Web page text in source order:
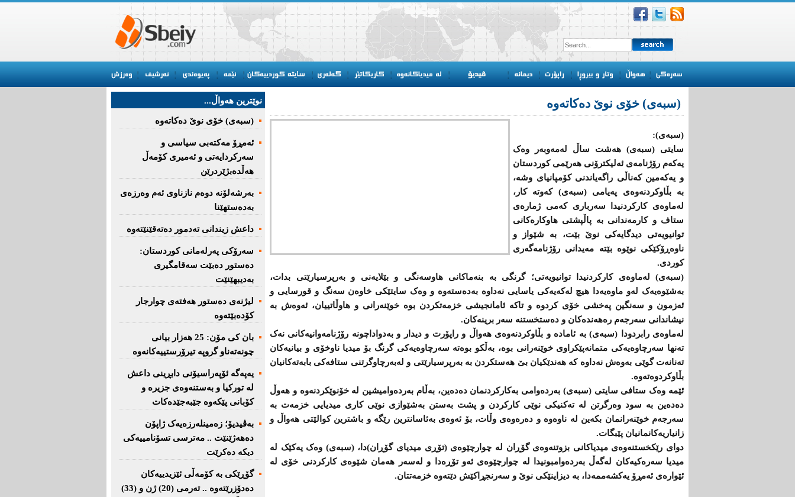
(سبەى) خۆى نوێ دەکاتەوە
(سبەی):
سایتى (سبەى) هەشت ساڵ لەمەوبەر وەک
یەکەم رۆژنامەى ئەلیکترۆنى هەرێمى کوردستان
و یه‌كه‌مین كه‌ناڵی‌ راگه‌یاندنی‌ كۆمپانیای‌ وشه‌،
به‌ بڵاوكردنه‌وه‌ی‌ په‌یامی‌ (سبه‌ی) كه‌وته‌ کار،
لەماوەى کارکردنیدا سەربارى کەمى ژمارەى
ستاف و کارمەندانى بە پاڵپشتى هاوکارەکانى
توانیویەتى دیدگایەکى نوێ بێت، بە شێواز و
ناوەڕۆکێکى نوێوە بێتە مەیدانى رۆژنامەگەرى
کوردى.
(سبه‌ی) لەماوەى کارکردنیدا توانیویەتى؛ گرنگى بە بنەماکانى هاوسەنگى و بێلایەنى و بەرپرسیارێتى بدات،
بەشێوەیەک لەو ماوەیەدا هیچ لەکەیەکى یاسایى نەداوە بەدەستەوە و وەک سایتێکى خاوەن سەنگ و قورسایی و
ئەزمون و سەنگین پەخشى خۆى کردوە و تاکە ئامانجیشى خزمەتکردن بوە خوێنەرانى و هاوڵاتییان، ئەوەش بە
نیشاندانى سەرجەم رەهەندەکان و دەستخستنە سەر برینەکان.
لەماوەى رابردودا (سبەى) بە ئامادە و بڵاوکردنەوەى هەواڵ و راپۆرت و دیدار و بەدواداچونە رۆژنامەوانیەکانى نەک
تەنها سەرچاوەیەکى متمانەپێکراوى خوێنەرانى بوە، بەڵکو بوەتە سەرچاوەیەکى گرنگ بۆ میدیا ناوخۆى و بیانیەکان
تەنانەت گوێى بەوەش نەداوە کە هەندێکیان بێ هەستکردن بە بەرپرسیارێتى و لەبەرچاوگرتنى ستافەکى بابەتەکانیان
بڵاوکردوەتەوە.
ئێمە وەک ستافى سایتى (سبەى) بەردەوامى بەکارکردنمان دەدەین، بەڵام بەردەوامیشین لە خۆنوێکردنەوە و هەوڵ
دەدەین بە سود وەرگرتن لە تەکنیکى نوێى کارکردن و پشت بەستن بەشێوازى نوێى کارى میدیایى خزمەت بە
سەرجەم خوێنەرانمان بکەین لە ناوەوە و دەرەوەى وڵات، بۆ ئەوەى بەئاسانترین رێگە و باشترین کوالێتى هەواڵ و
زانیاریەکانمانیان پێبگات.
دواى رێکخستنەوەى میدیاکانى بزوتنەوەى گۆڕان لە چوارچێوەى (تۆڕى میدیاى گۆڕان)دا، (سبەى) وەک یەکێک لە
میدیا سەرەکیەکان لەگەڵ بەردەوامبونیدا لە چوارچێوەی ئەو تۆڕەدا و لەسەر هەمان شێوەى کارکردنى خۆى لە
ئێوارەی ئەمڕۆ یەکشەممەدا، بە دیزاینێکى نوێ و سەرنجڕاکێش دێتەوە خزمەتتان.
نوێترین هه‌واڵ...
(سبەى) خۆى نوێ دەکاتەوە
ئه‌مڕۆ مه‌كته‌بی‌ سیاسی‌ و
سه‌ركردایه‌تی‌ و ئه‌میری‌ كۆمه‌ڵ
هەڵدەبژێردرێن
به‌رشه‌لۆنه‌ دوه‌م نازناوی ئه‌م وه‌رزه‌ی
به‌ده‌ستهێنا
داعش زیندانی تەدمور دەتەقێنێتەوە
سەرۆكی پەرلەمانی كوردستان:
دەستور دەبێت سەقامگیری
بەدیبهێنێت
لیژنەی دەستور هەفتەی چوارجار
كۆدەبێتەوە
بان كی مۆن: 25 هەزار بیانی
چونەتەناو گروپە تیرۆرستییەكانەوە
یەپەگە ئۆپەراسیۆنی دابڕینی داعش
لە تورکیا و بەستنەوەی جزیرە و
کۆبانی پێکەوە جێبەجێدەکات
بەڤیدیۆ؛ زەمینلەرزەیەک ژاپۆن
دەهەژێنێت .. مەترسی تسۆنامییەکی
دیکە دەکرێت
گۆڕێکی بە کۆمەڵی ئێزیدییەکان
دەدۆزرێتەوە .. تەرمی (20) ژن و (33)